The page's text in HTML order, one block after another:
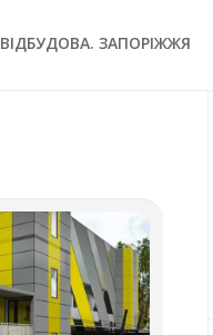
ВІДБУДОВА. ЗАПОРІЖЖЯ